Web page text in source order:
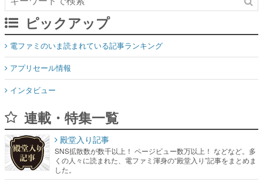
ピックアップ
電ファミのいま読まれている記事ランキング
アプリセール情報
インタビュー
連載・特集一覧
殿堂入り記事
SNS拡散数が数千以上！ ページビュー数万以上！ などなど。多
くの人々に読まれた、電ファミ渾身の“殿堂入り”記事をまとめま
した。